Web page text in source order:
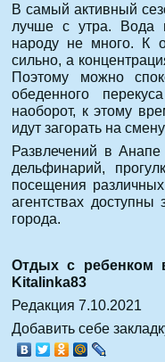
В самый активный
лучше с утра. Вода
народу не много. К
сильно, а
Поэтому можно
обеденного
наоборот, к этому
идут загорать на
Развлечений в
дельфинарий,
посещения
агентствах
города.
Отдых с ребенком
Kitalinka83
Редакция 7.10.2021
Добавить себе